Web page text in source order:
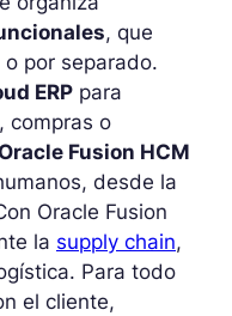
, que
por separado.
ERP para
compras o
Fusion HCM
desde la
Oracle Fusion
la supply chain,
Para todo
el cliente,